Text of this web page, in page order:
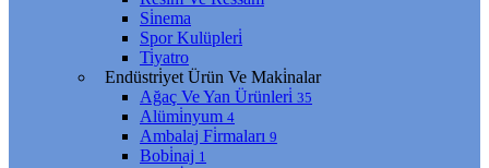
Si̇nema
Spor Kulüpleri̇
Ti̇yatro
Endüstri̇yet Ürün Ve Maki̇nalar
Ağaç Ve Yan Ürünleri̇ 35
Alümi̇nyum 4
Ambalaj Fi̇rmaları 9
Bobi̇naj 1